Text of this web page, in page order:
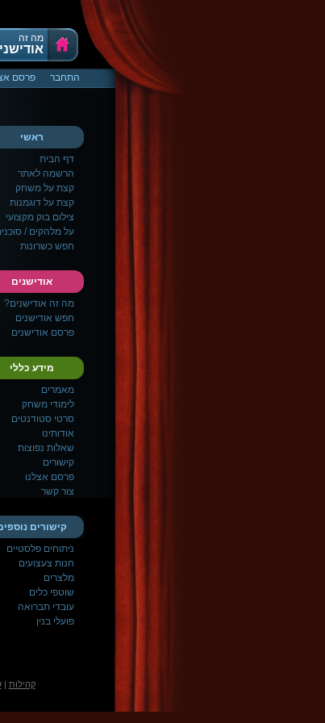
מה זה
התחבר פרסם
ראשי
דף הבית
הרשמה לאתר
קצת על משחק
קצת על דוגמנות
צילום בוק מקצועי
על מלהקים /
חפש כשרונות
אודישנים
מה זה אודישנים?
חפש אודישנים
פרסם אודישנים
מידע כללי
מאמרים
לימודי משחק
סרטי סטודנטים
אודותינו
שאלות נפוצות
קישורים
פרסם אצלנו
צור קשר
קישורים
ניתוחים פלסטיים
חנות צעצועים
מלצרים
שוטפי כלים
עובדי תברואה
פועלי בנין
קהילות |